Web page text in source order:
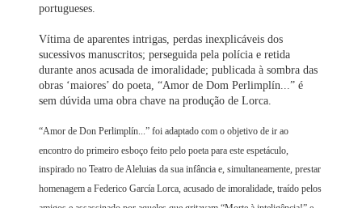
portugueses.
Vítima de aparentes intrigas, perdas inexplicáveis dos
sucessivos manuscritos; perseguida pela polícia e retida
durante anos acusada de imoralidade; publicada à sombra das
obras ‘maiores’ do poeta, “Amor de Dom Perlimplín...” é
sem dúvida uma obra chave na produção de Lorca.
“Amor de Don Perlimplín...” foi adaptado com o objetivo de ir ao
encontro do primeiro esboço feito pelo poeta para este espetáculo,
inspirado no Teatro de Aleluias da sua infância e, simultaneamente, prestar
homenagem a Federico García Lorca, acusado de imoralidade, traído pelos